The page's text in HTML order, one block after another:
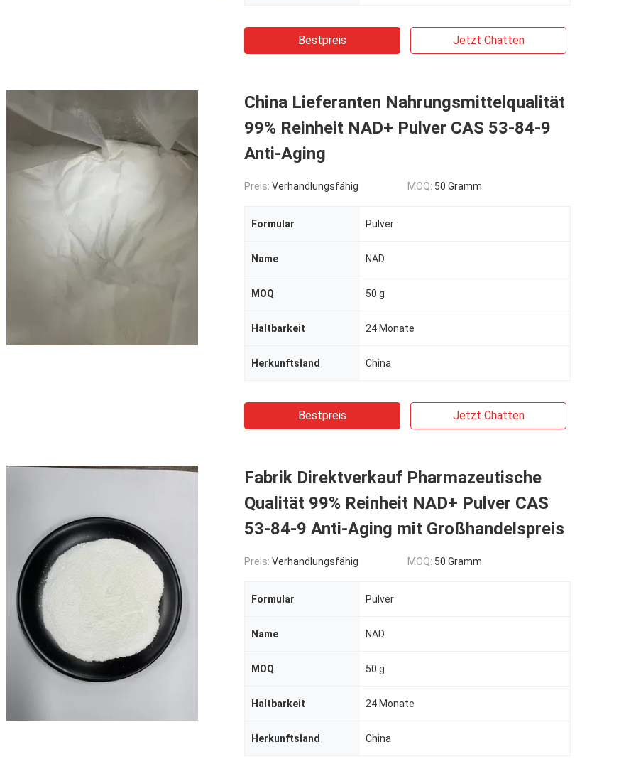
Bestpreis Jetzt Chatten
China Lieferanten Nahrungsmittelqualität
99% Reinheit NAD+ Pulver CAS 53-84-9
Anti-Aging
Preis: Verhandlungsfähig MOQ: 50 Gramm
Formular Pulver
Name NAD
MOQ 50 g
Haltbarkeit 24 Monate
Herkunftsland China
Bestpreis Jetzt Chatten
Fabrik Direktverkauf Pharmazeutische
Qualität 99% Reinheit NAD+ Pulver CAS
53-84-9 Anti-Aging mit Großhandelspreis
Preis: Verhandlungsfähig MOQ: 50 Gramm
Formular Pulver
Name NAD
MOQ 50 g
Haltbarkeit 24 Monate
Herkunftsland China